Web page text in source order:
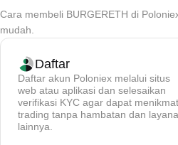
Cara membeli BURGERETH di
mudah.
Daftar
Daftar akun Poloniex melalui situs
web atau aplikasi dan selesaikan
verifikasi KYC agar dapat
trading tanpa hambatan dan
lainnya.